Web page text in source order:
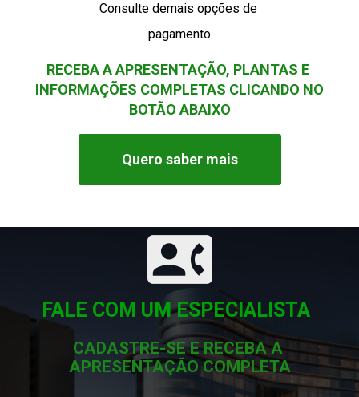
Quero saber mais
Consulte demais opções de
pagamento
RECEBA A APRESENTAÇÃO, PLANTAS E
INFORMAÇÕES COMPLETAS CLICANDO NO
BOTÃO ABAIXO
FALE COM UM ESPECIALISTA
CADASTRE-SE E RECEBA A
APRESENTAÇÃO COMPLETA